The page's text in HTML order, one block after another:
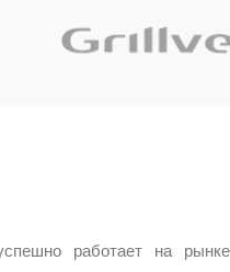
работает на рынке